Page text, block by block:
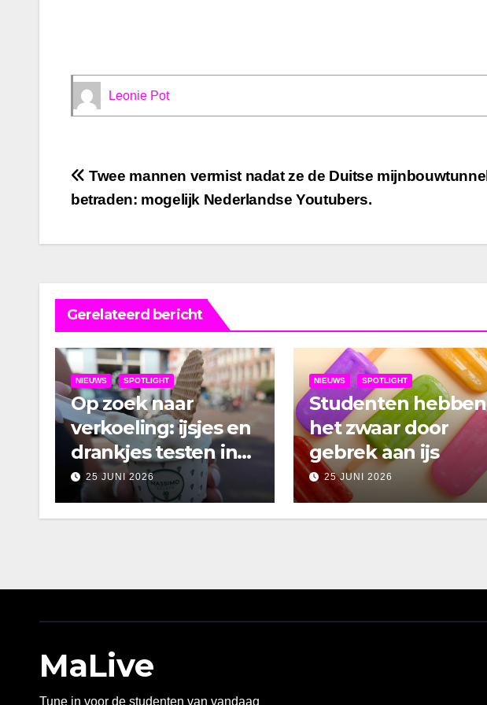
Leonie Pot
Bericht
navigatie
Twee mannen vermist nadat ze de Duitse mijnbouwtunnel
betraden: mogelijk Nederlandse Youtubers.
Gerelateerd bericht
NIEUWS SPOTLIGHT
Op zoek naar
verkoeling: ijsjes en
drankjes testen in
Amsterdam
25 JUNI 2026
NIEUWS SPOTLIGHT
Studenten hebben
het zwaar door
gebrek aan ijs
25 JUNI 2026
MaLive
Tune in voor de studenten van vandaag